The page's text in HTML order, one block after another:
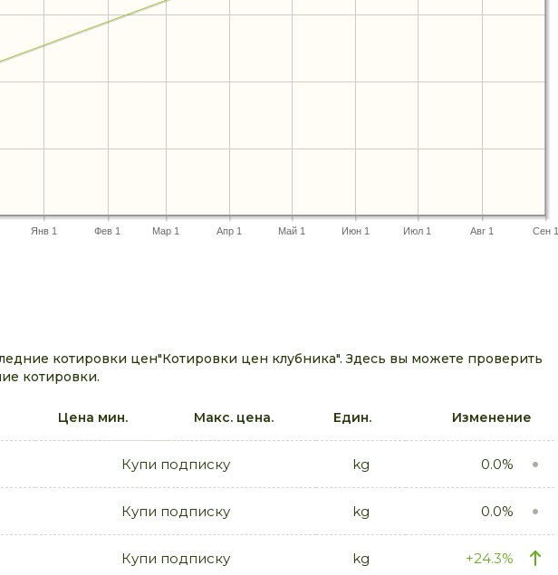
Янв 1 Фев 1 Мар 1 Апр 1 Май 1 Июн 1 Июл 1 Авг 1 Сен 1
котировки цен"Котировки цен клубника". Здесь вы можете проверить
котировки.
Цена мин. Макс. цена. Един. Изменение
Купи подписку kg 0.0%
Купи подписку kg 0.0%
Купи подписку kg +24.3%